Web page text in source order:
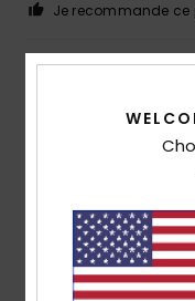
Je recommande ce
Afficher original -
Confort: 4/5 Rapport
parfaiteMatière: 4/5
Je recommande ce